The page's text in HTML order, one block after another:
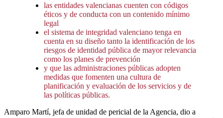
las entidades valencianas cuenten con códigos
éticos y de conducta con un contenido mínimo
legal
el sistema de integridad valenciano tenga en
cuenta en su diseño tanto la identificación de los
riesgos de identidad pública de mayor relevancia
como los planes de prevención
y que las administraciones públicas adopten
medidas que fomenten una cultura de
planificación y evaluación de los servicios y de
las políticas públicas.
Amparo Martí, jefa de unidad de pericial de la Agencia, dio a